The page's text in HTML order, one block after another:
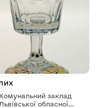
Комунальний заклад
обласної